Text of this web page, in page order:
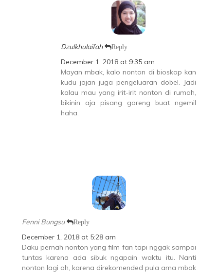
Dzulkhulaifah Reply
December 1, 2018 at 9:35 am
Mayan mbak, kalo nonton di bioskop kan
kudu jajan juga pengeluaran dobel. Jadi
kalau mau yang irit-irit nonton di rumah,
bikinin aja pisang goreng buat ngemil
haha.
Fenni Bungsu Reply
December 1, 2018 at 5:28 am
Daku pernah nonton yang film fan tapi nggak sampai
tuntas karena ada sibuk ngapain waktu itu. Nanti
nonton lagi ah, karena direkomended pula ama mbak